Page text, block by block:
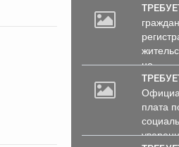
жительства;
не...
плата